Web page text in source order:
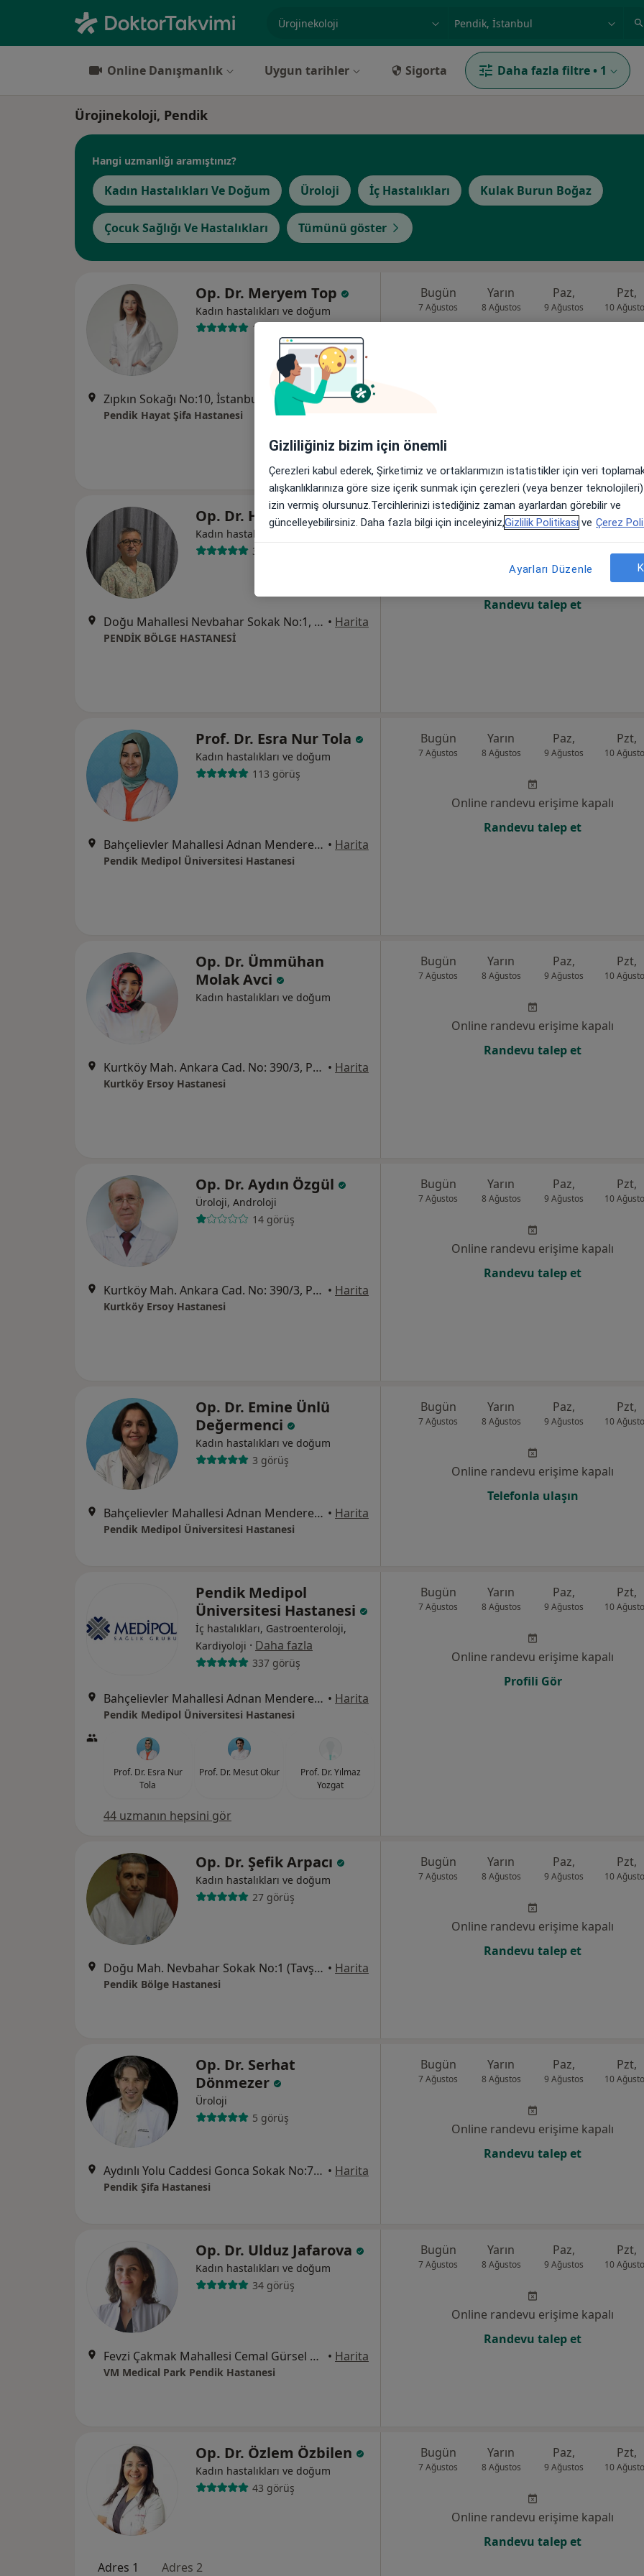
Uzmanlık, ilgi alanı ve hastalık, isimörnek: İstanbul
Online Danışmanlık Uygun tarihler Sigorta Daha fazla filtre • 1
Ürojinekoloji, Pendik
Hangi uzmanlığı aramıştınız?
Kadın Hastalıkları Ve Doğum Üroloji İç Hastalıkları Kulak Burun Boğaz
Çocuk Sağlığı Ve Hastalıkları Tümünü göster
Op. Dr. Meryem Top
Kadın hastalıkları ve doğum
17 görüş
Zıpkın Sokağı No:10, İstanbul Harita
Pendik Hayat Şifa Hastanesi
Bugün
7 Ağustos
Yarın
8 Ağustos
Paz,
9 Ağustos
Pzt,
10
Op. Dr. Hakan Gürbüz
Kadın hastalıkları ve doğum
31 görüş
Doğu Mahallesi Nevbahar Sokak No:1, İstanbul • Harita
PENDİK BÖLGE HASTANESİ
Bugün
7 Ağustos
Yarın
8 Ağustos
Paz,
9 Ağustos
Pzt,
10
Online randevu erişime kapalı
Randevu talep et
Prof. Dr. Esra Nur Tola
Kadın hastalıkları ve doğum
113 görüş
Bahçelievler Mahallesi Adnan Menderes Bulvarı No:31, Pendik • Harita
Pendik Medipol Üniversitesi Hastanesi
Bugün
7 Ağustos
Yarın
8 Ağustos
Paz,
9 Ağustos
Pzt,
10
Online randevu erişime kapalı
Randevu talep et
Op. Dr. Ümmühan
Molak Avci
Kadın hastalıkları ve doğum
Kurtköy Mah. Ankara Cad. No: 390/3, Pendik • Harita
Kurtköy Ersoy Hastanesi
Bugün
7 Ağustos
Yarın
8 Ağustos
Paz,
9 Ağustos
Pzt,
10
Online randevu erişime kapalı
Randevu talep et
Op. Dr. Aydın Özgül
Üroloji, Androloji
14 görüş
Kurtköy Mah. Ankara Cad. No: 390/3, Pendik • Harita
Kurtköy Ersoy Hastanesi
Bugün
7 Ağustos
Yarın
8 Ağustos
Paz,
9 Ağustos
Pzt,
10
Online randevu erişime kapalı
Randevu talep et
Op. Dr. Emine Ünlü
Değermenci
Kadın hastalıkları ve doğum
3 görüş
Bahçelievler Mahallesi Adnan Menderes Bulvarı No:31, Pendik • Harita
Pendik Medipol Üniversitesi Hastanesi
Bugün
7 Ağustos
Yarın
8 Ağustos
Paz,
9 Ağustos
Pzt,
10
Online randevu erişime kapalı
Telefonla ulaşın
Pendik Medipol
Üniversitesi Hastanesi
İç hastalıkları, Gastroenteroloji,
Kardiyoloji · Daha fazla
337 görüş
Bahçelievler Mahallesi Adnan Menderes Bulvarı No:31, Pendik • Harita
Pendik Medipol Üniversitesi Hastanesi
Prof. Dr. Esra Nur
Tola
Prof. Dr. Mesut Okur
Prof. Dr. Yılmaz
Yozgat
44 uzmanın hepsini gör
Bugün
7 Ağustos
Yarın
8 Ağustos
Paz,
9 Ağustos
Pzt,
10
Online randevu erişime kapalı
Profili Gör
Op. Dr. Şefik Arpacı
Kadın hastalıkları ve doğum
27 görüş
Doğu Mah. Nevbahar Sokak No:1 (Tavşantepe Metro Durağı Yanı), Pendik • Harita
Pendik Bölge Hastanesi
Bugün
7 Ağustos
Yarın
8 Ağustos
Paz,
9 Ağustos
Pzt,
10
Online randevu erişime kapalı
Randevu talep et
Op. Dr. Serhat
Dönmezer
Üroloji
5 görüş
Aydınlı Yolu Caddesi Gonca Sokak No:7, Pendik • Harita
Pendik Şifa Hastanesi
Bugün
7 Ağustos
Yarın
8 Ağustos
Paz,
9 Ağustos
Pzt,
10
Online randevu erişime kapalı
Randevu talep et
Op. Dr. Ulduz Jafarova
Kadın hastalıkları ve doğum
34 görüş
Fevzi Çakmak Mahallesi Cemal Gürsel Caddesi No:9, Pendik • Harita
VM Medical Park Pendik Hastanesi
Bugün
7 Ağustos
Yarın
8 Ağustos
Paz,
9 Ağustos
Pzt,
10
Online randevu erişime kapalı
Randevu talep et
Op. Dr. Özlem Özbilen
Kadın hastalıkları ve doğum
43 görüş
Adres 1 Adres 2
Bugün
7 Ağustos
Yarın
8 Ağustos
Paz,
9 Ağustos
Pzt,
10
Online randevu erişime kapalı
Randevu talep et
Gizliliğiniz bizim için önemli
Çerezleri kabul ederek, Şirketimiz ve ortaklarımızın istatistikler için veri
alışkanlıklarınıza göre size içerik sunmak için çerezleri (veya benzer
izin vermiş olursunuz.Tercihlerinizi istediğiniz zaman ayarlardan görebilir ve
güncelleyebilirsiniz. Daha fazla bilgi için inceleyiniz,Gizlilik Politikası ve Çerez
Ayarları Düzenle